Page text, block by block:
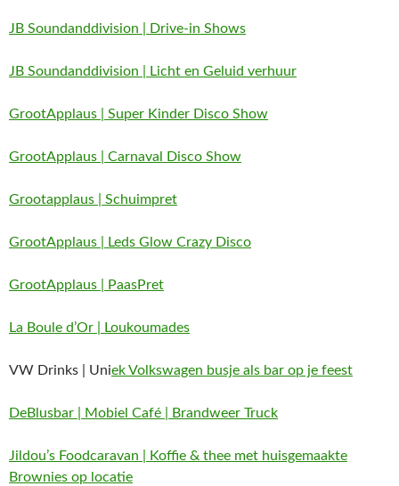
JB Soundanddivision | Drive-in Shows
JB Soundanddivision | Licht en Geluid verhuur
GrootApplaus | Super Kinder Disco Show
GrootApplaus | Carnaval Disco Show
Grootapplaus | Schuimpret
GrootApplaus | Leds Glow Crazy Disco
GrootApplaus | PaasPret
La Boule d’Or | Loukoumades
VW Drinks | Uniek Volkswagen busje als bar op je feest
DeBlusbar | Mobiel Café | Brandweer Truck
Jildou’s Foodcaravan | Koffie & thee met huisgemaakte
Brownies op locatie